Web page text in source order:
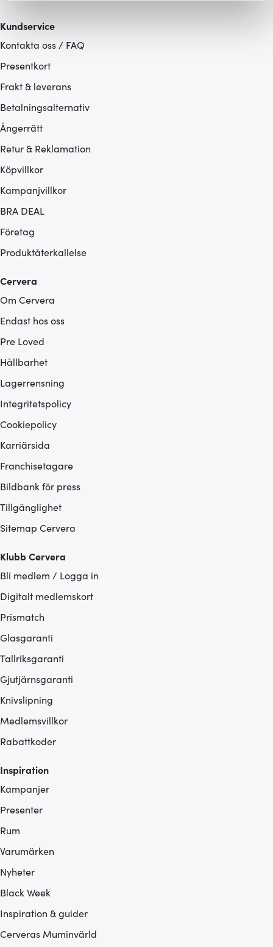
ska anpassas efter det som vi tror att du tycker om. Det
gör också att vi kan analysera vår trafik och göra
som du vill dela med dig av.
Kundservice
Kontakta oss / FAQ
Presentkort
Frakt & leverans
Betalningsalternativ
Ångerrätt
Retur & Reklamation
Köpvillkor
Kampanjvillkor
BRA DEAL
Företag
Produktåterkallelse
Cervera
Om Cervera
Endast hos oss
Pre Loved
Hållbarhet
Lagerrensning
Integritetspolicy
Cookiepolicy
Karriärsida
Franchisetagare
Bildbank för press
Tillgänglighet
Sitemap Cervera
Klubb Cervera
Bli medlem / Logga in
Digitalt medlemskort
Prismatch
Glasgaranti
Tallriksgaranti
Gjutjärnsgaranti
Knivslipning
Medlemsvillkor
Rabattkoder
Inspiration
Kampanjer
Presenter
Rum
Varumärken
Nyheter
Black Week
Inspiration & guider
Cerveras Muminvärld